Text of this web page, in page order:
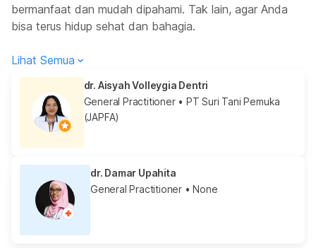
bermanfaat dan mudah dipahami. Tak lain, agar Anda
bisa terus hidup sehat dan bahagia.
Lihat Semua
dr. Aisyah Volleygia Dentri
General Practitioner• PT Suri Tani Pemuka
(JAPFA)
dr. Damar Upahita
General Practitioner • None